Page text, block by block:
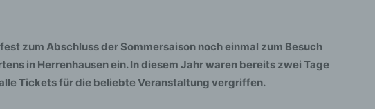
zum Abschluss der Sommersaison noch einmal zum Besuch
in Herrenhausen ein. In diesem Jahr waren bereits zwei Tage
Tickets für die beliebte Veranstaltung vergriffen.